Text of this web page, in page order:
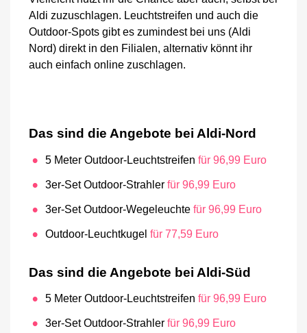
Aldi zuzuschlagen. Leuchtstreifen und auch die
Outdoor-Spots gibt es zumindest bei uns (Aldi
Nord) direkt in den Filialen, alternativ könnt ihr
auch einfach online zuschlagen.
Das sind die Angebote bei Aldi-Nord
5 Meter Outdoor-Leuchtstreifen für 96,99 Euro
3er-Set Outdoor-Strahler für 96,99 Euro
3er-Set Outdoor-Wegeleuchte für 96,99 Euro
Outdoor-Leuchtkugel für 77,59 Euro
Das sind die Angebote bei Aldi-Süd
5 Meter Outdoor-Leuchtstreifen für 96,99 Euro
3er-Set Outdoor-Strahler für 96,99 Euro